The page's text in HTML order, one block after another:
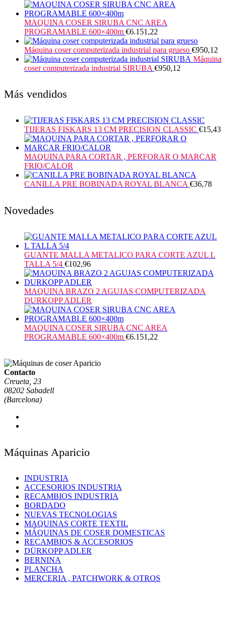
MAQUINA COSER SIRUBA CNC AREA
PROGRAMABLE 600×400m €6.151,22
Máquina coser computerizada industrial para grueso €950,12
Máquina
coser computerizada industrial SIRUBA €950,12
Más vendidos
TIJERAS FISKARS 13 CM PRECISION CLASSIC €15,43
MAQUINA PARA CORTAR , PERFORAR O MARCAR
FRIO/CALOR
CANILLA PRE BOBINADA ROYAL BLANCA €36,78
Novedades
GUANTE MALLA METALICO PARA CORTE AZUL L
TALLA 5/4 €102,96
MAQUINA BRAZO 2 AGUJAS COMPUTERIZADA
DURKOPP ADLER
MAQUINA COSER SIRUBA CNC AREA
PROGRAMABLE 600×400m €6.151,22
Contacto
Creueta, 23
08202 Sabadell
(Barcelona)
Máquinas Aparicio
INDUSTRIA
ACCESORIOS INDUSTRIA
RECAMBIOS INDUSTRIA
BORDADO
NUEVAS TECNOLOGIAS
MAQUINAS CORTE TEXTIL
MÁQUINAS DE COSER DOMESTICAS
RECAMBIOS & ACCESORIOS
DÜRKOPP ADLER
BERNINA
PLANCHA
MERCERIA , PATCHWORK & OTROS